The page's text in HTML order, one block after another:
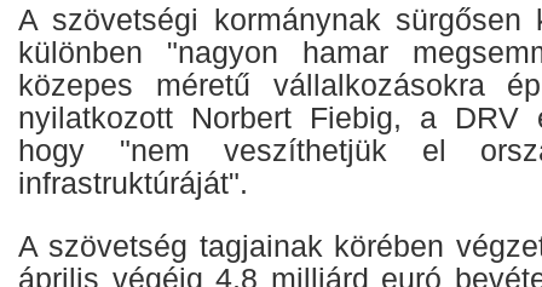
A szövetségi kormánynak sürgősen
különben "nagyon hamar
közepes méretű vállalkozásokra
nyilatkozott Norbert Fiebig, a DRV
hogy "nem veszíthetjük el
infrastruktúráját".
A szövetség tagjainak körében
április végéig 4,8 milliárd euró